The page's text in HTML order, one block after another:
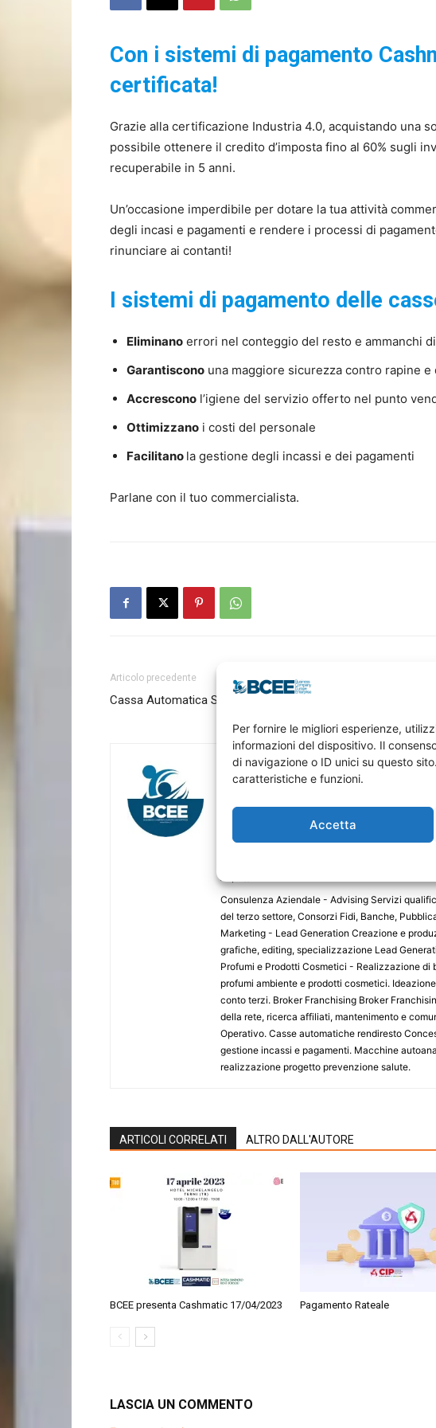
Per fornire le migliori esperienze,
informazioni del dispositivo. Il
di navigazione o ID unici su questo
caratteristiche e funzioni.
Accetta
Con i sistemi di pagamento
certificata!
Grazie alla certificazione Industria 4.0, acquistando una
possibile ottenere il credito d’imposta fino al 60% sugli
recuperabile in 5 anni.
Un’occasione imperdibile per dotare la tua attività
degli incasi e pagamenti e rendere i processi di
rinunciare ai contanti!
I sistemi di pagamento delle
Eliminano errori nel conteggio del resto e ammanchi
Garantiscono una maggiore sicurezza contro rapine e
Accrescono l’igiene del servizio offerto nel punto
Ottimizzano i costi del personale
Facilitano la gestione degli incassi e dei pagamenti
Parlane con il tuo commercialista.
Articolo precedente
Cassa Automatica Self Service senza Operatore
https://www.bcee.it
Consulenza Aziendale - Advising Servizi
del terzo settore, Consorzi Fidi, Banche,
Marketing - Lead Generation Creazione e
grafiche, editing, specializzazione Lead
Profumi e Prodotti Cosmetici - Realizzazione di
profumi ambiente e prodotti cosmetici.
conto terzi. Broker Franchising Broker
della rete, ricerca affiliati, mantenimento e
Operativo. Casse automatiche rendiresto
gestione incassi e pagamenti. Macchine
realizzazione progetto prevenzione salute.
ARTICOLI CORRELATI ALTRO DALL'AUTORE
BCEE presenta Cashmatic 17/04/2023 Pagamento Rateale
LASCIA UN COMMENTO